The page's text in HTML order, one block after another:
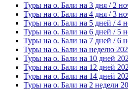
Туры на о. Бали на 3 дня / 2
Туры на о. Бали на 4 дня / 3
Туры на о. Бали на 5 дней / 4
Туры на о. Бали на 6 дней / 5
Туры на о. Бали на 7 дней / 6
Туры на о. Бали на неделю
Туры на о. Бали на 10 дней
Туры на о. Бали на 12 дней
Туры на о. Бали на 14 дней
Туры на о. Бали на 2 недели